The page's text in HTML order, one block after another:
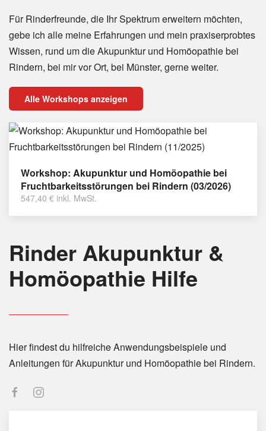
Für Rinderfreunde, die Ihr Spektrum erweitern möchten,
gebe ich alle meine Erfahrungen und mein praxiserprobtes
Wissen, rund um die Akupunktur und Homöopathie bei
Rindern, bei mir vor Ort, bei Münster, gerne weiter.
Alle Workshops anzeigen
Workshop: Akupunktur und Homöopathie bei
Fruchtbarkeitsstörungen bei Rindern (03/2026)
547,40 € inkl. MwSt.
Rinder Akupunktur &
Homöopathie Hilfe
Hier findest du hilfreiche Anwendungsbeispiele und
Anleitungen für Akupunktur und Homöopathie bei Rindern.